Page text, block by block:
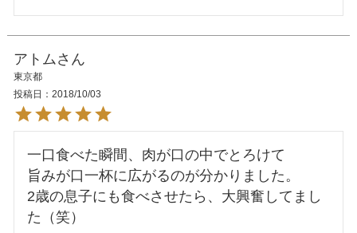
アトム
東京都
投稿日
2018/10/03
一口食べた瞬間、肉が口の中でとろけて
旨みが口一杯に広がるのが分かりました。
2歳の息子にも食べさせたら、大興奮してまし